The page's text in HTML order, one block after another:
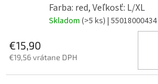
Farba: red, Veľkosť: L/XL
Skladom (>5 ks) | 55018000434
€15,90
€19,56 vrátane DPH